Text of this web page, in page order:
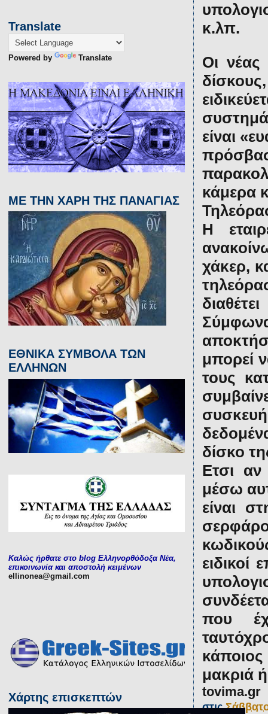
κ.λπ.
Οι νέας
είναι
κάμερα
H
χάκερ,
μπορεί
τους
δίσκο
Ετσι αν
μέσω
είναι
ειδικοί
που
μακριά
tovima.gr
στις
Translate
Powered by Translate
ΜΕ ΤΗΝ ΧΑΡΗ ΤΗΣ ΠΑΝΑΓΙΑΣ
ΕΘΝΙΚΑ ΣΥΜΒΟΛΑ ΤΩΝ
ΕΛΛΗΝΩΝ
Καλώς ήρθατε στο blog Ελληνορθόδοξα Νέα,
επικοινωνία και αποστολή κειμένων
ellinonea@gmail.com
Χάρτης επισκεπτών